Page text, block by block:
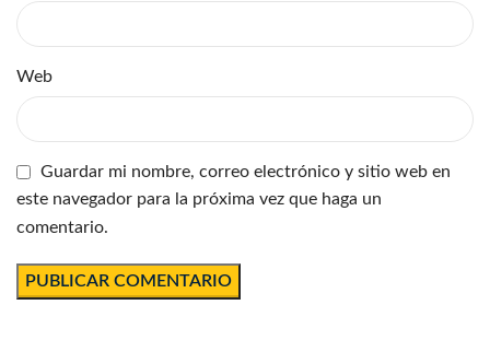
Web
Guardar mi nombre, correo electrónico y sitio web en
este navegador para la próxima vez que haga un
comentario.